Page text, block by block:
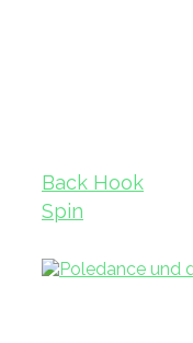
Back Hook
Spin